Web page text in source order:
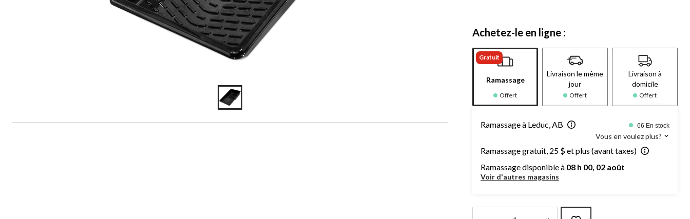
Achetez-le en ligne :
Gratuit
Ramassage
Offert
Livraison le même
jour
Offert
Livraison à
domicile
Offert
Ramassage à Leduc, AB 66 En stock
Vous en voulez plus?
Ramassage gratuit, 25 $ et plus (avant taxes)
Ramassage disponible à 08 h 00, 02 août
Voir d'autres magasins